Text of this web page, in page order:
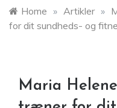
Home » Artikler »
for dit sundheds- og
Maria